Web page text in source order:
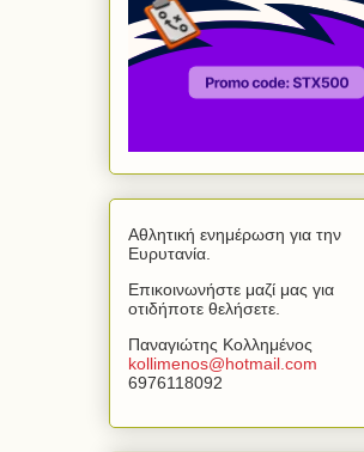
Αθλητική ενημέρωση για την
Ευρυτανία.
Επικοινωνήστε μαζί μας για
οτιδήποτε θελήσετε.
Παναγιώτης Κολλημένος
kollimenos@hotmail com
6976118092